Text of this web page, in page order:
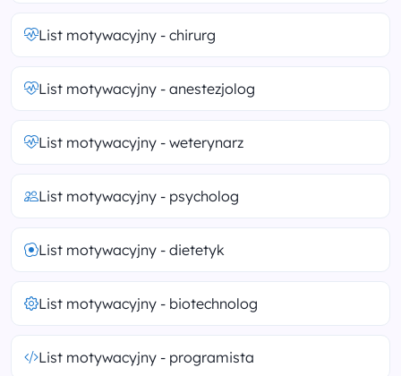
List motywacyjny - chirurg
List motywacyjny - anestezjolog
List motywacyjny - weterynarz
List motywacyjny - psycholog
List motywacyjny - dietetyk
List motywacyjny - biotechnolog
List motywacyjny - programista